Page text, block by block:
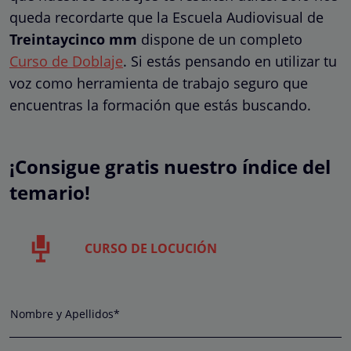
queda recordarte que la Escuela Audiovisual de
Treintaycinco mm dispone de un completo
Curso de Doblaje. Si estás pensando en utilizar tu
voz como herramienta de trabajo seguro que
encuentras la formación que estás buscando.
¡Consigue gratis nuestro índice del
temario!
CURSO DE LOCUCIÓN
Nombre y Apellidos*